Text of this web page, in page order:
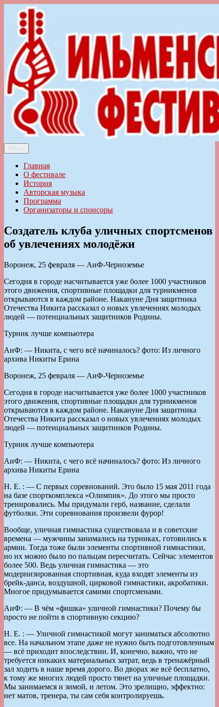
Перейти
содержимому
Ильменский фестиваль авторской песни
Меню
Главная
О фестивале
История
Авторская музыка
Программа
Организаторы и спонсоры
Создатель клуба уличных спортсменов
об увлечениях молодёжи
Воронеж, 25 февраля — АиФ-Черноземье
Сегодня в городе насчитывается уже более 1000 участников
этого движения, спортивные площадки для турникменов
открываются в каждом районе. Накануне Дня защитника
Отечества Никита рассказал о новых увлечениях молодых
людей — потенциальных защитников Родины.
Турник лучше компьютера
АиФ: — Никита, с чего всё начиналось? фото: Из личного
архива Никиты Ерина
Воронеж, 25 февраля — АиФ-Черноземье
Сегодня в городе насчитывается уже более 1000 участников
этого движения, спортивные площадки для турникменов
открываются в каждом районе. Накануне Дня защитника
Отечества Никита рассказал о новых увлечениях молодых
людей — потенциальных защитников Родины.
Турник лучше компьютера
АиФ: — Никита, с чего всё начиналось? фото: Из личного
архива Никиты Ерина
Н. Е. : — С первых соревнований. Это было 15 мая 2011 года
на базе спорткомплекса «Олимпик». До этого мы просто
тренировались. Мы придумали герб, название, сделали
футболки. Эти соревнования произвели фурор!
Вообще, уличная гимнастика существовала и в советские
времена — мужчины занимались на турниках, готовились к
армии. Тогда тоже были элементы спортивной гимнастики,
но их можно было по пальцам пересчитать. Сейчас элементов
более 500. Ведь уличная гимнастика — это
модернизированная спортивная, куда входят элементы из
брейк-данса, воздушной, цирковой гимнастики, акробатики.
Многое придумывается самими спортсменами.
АиФ: — В чём «фишка» уличной гимнастики? Почему бы
просто не пойти в спортивную секцию?
Н. Е. : — Уличной гимнастикой могут заниматься абсолютно
все. На начальном этапе даже не нужно быть подготовленным
— всё приходит впоследствии. И, конечно, важно, что не
требуется никаких материальных затрат, ведь в тренажёрный
зал ходить в наше время дорого. Во дворах же всё бесплатно,
к тому же многих людей просто тянет на уличные площадки.
Мы занимаемся и зимой, и летом. Это зрелищно, эффектно:
нет матов, тренера, ты сам себя контролируешь.